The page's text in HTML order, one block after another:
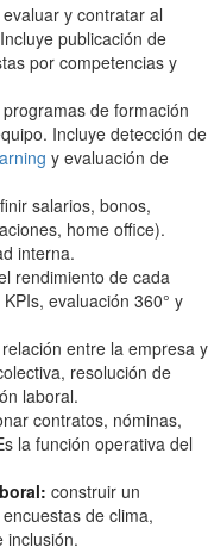
y contratar al
publicación de
por competencias y
de formación
Incluye detección de
y evaluación de
salarios, bonos,
home office).
interna.
rendimiento de cada
evaluación 360° y
entre la empresa y
resolución de
laboral.
contratos, nóminas,
la función operativa del
construir un
de clima,
inclusión.